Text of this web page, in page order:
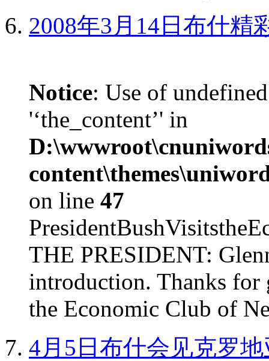
2008年3月14日布什精
Notice: Use of
'‘the_content’' in
on line 47
THE PRESIDENT:
introduction. Thanks for
the Economic Club of
4月5日布什会见克罗